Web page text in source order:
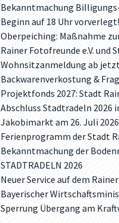
Bekanntmachung
Beginn auf 18 Uhr vorverlegt!
Oberpeiching: Maßnahme
Rainer Fotofreunde e.V.
Wohnsitzanmeldung ab
Backwarenverkostung &
Projektfonds 2027: Stadt
Abschluss Stadtradeln 2026
Jakobimarkt am 26. Juli 2026
Ferienprogramm der Stadt
Bekanntmachung der
STADTRADELN 2026
Neuer Service auf dem
Bayerischer
Sperrung Übergang am